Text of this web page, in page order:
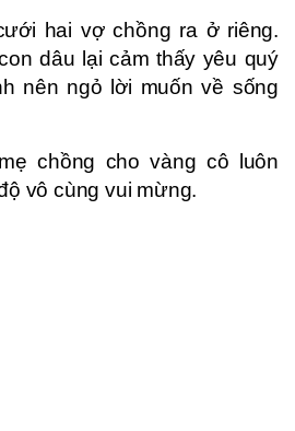
hai vợ chồng ra ở riêng.
dâu lại cảm thấy yêu quý
nên ngỏ lời muốn về sống
chồng cho vàng cô luôn
vô cùng vui mừng.